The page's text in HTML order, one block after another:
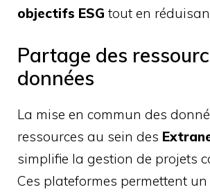
objectifs ESG tout en
Partage des
données
La mise en commun des
ressources au sein des
simplifie la gestion de projets
Ces plateformes permettent un